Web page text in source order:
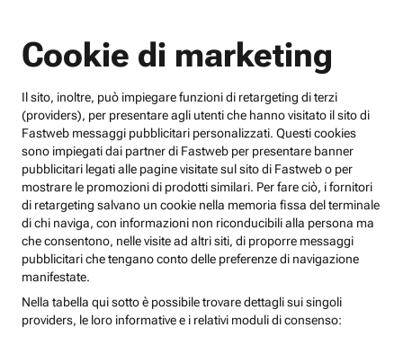
Cookie di marketing
Il sito, inoltre, può impiegare funzioni di retargeting di terzi
(providers), per presentare agli utenti che hanno visitato il sito di
Fastweb messaggi pubblicitari personalizzati. Questi cookies
sono impiegati dai partner di Fastweb per presentare banner
pubblicitari legati alle pagine visitate sul sito di Fastweb o per
mostrare le promozioni di prodotti similari. Per fare ciò, i fornitori
di retargeting salvano un cookie nella memoria fissa del terminale
di chi naviga, con informazioni non riconducibili alla persona ma
che consentono, nelle visite ad altri siti, di proporre messaggi
pubblicitari che tengano conto delle preferenze di navigazione
manifestate.
Nella tabella qui sotto è possibile trovare dettagli sui singoli
providers, le loro informative e i relativi moduli di consenso: